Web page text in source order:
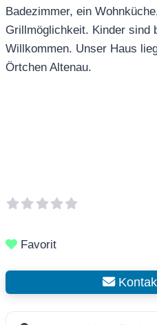
Badezimmer, ein
Grillmöglichkeit. Kinder sind
Willkommen. Unser Haus
Örtchen Altenau.
Favorit